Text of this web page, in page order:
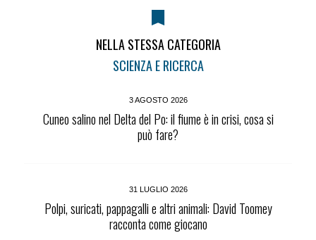
NELLA STESSA CATEGORIA
SCIENZA E RICERCA
3 AGOSTO 2026
Cuneo salino nel Delta del Po: il fiume è in crisi, cosa si
può fare?
31 LUGLIO 2026
Polpi, suricati, pappagalli e altri animali: David Toomey
racconta come giocano